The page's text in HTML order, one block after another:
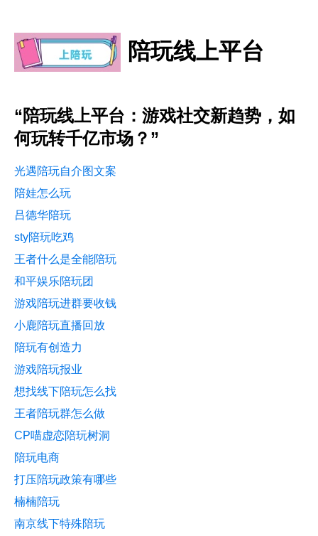
陪玩线上平台
“陪玩线上平台：游戏社交新趋势，如
何玩转千亿市场？”
光遇陪玩自介图文案
陪娃怎么玩
吕德华陪玩
sty陪玩吃鸡
王者什么是全能陪玩
和平娱乐陪玩团
游戏陪玩进群要收钱
小鹿陪玩直播回放
陪玩有创造力
游戏陪玩报业
想找线下陪玩怎么找
王者陪玩群怎么做
CP喵虚恋陪玩树洞
陪玩电商
打压陪玩政策有哪些
楠楠陪玩
南京线下特殊陪玩